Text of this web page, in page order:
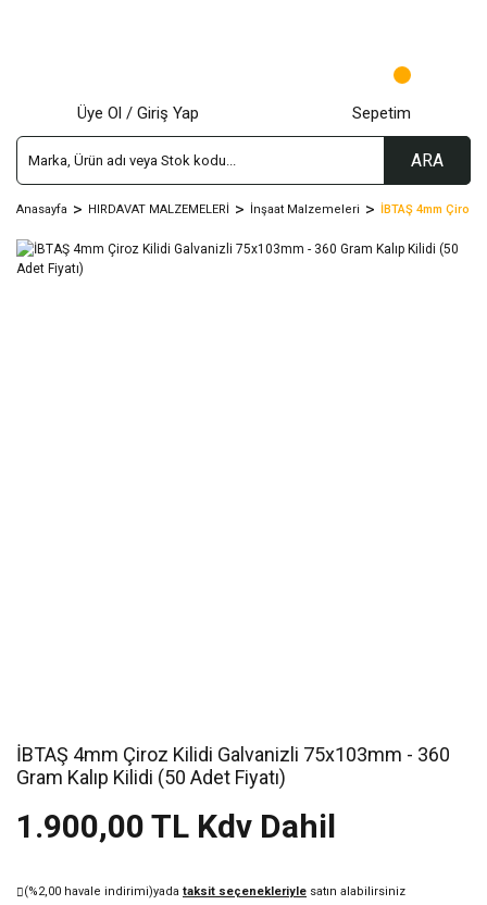
ARA
Üye Ol / Giriş Yap Sepetim
Anasayfa HIRDAVAT MALZEMELERİ İnşaat Malzemeleri İBTAŞ 4mm Çiroz
İBTAŞ 4mm Çiroz Kilidi Galvanizli 75x103mm - 360
Gram Kalıp Kilidi (50 Adet Fiyatı)
1.900,00 TL Kdv Dahil
(%2,00 havale indirimi)yada taksit seçenekleriyle satın alabilirsiniz